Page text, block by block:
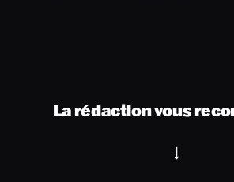
La rédaction vous